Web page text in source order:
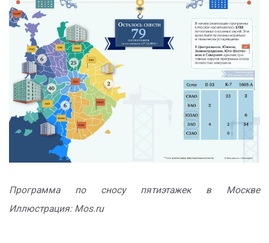
Программа по сносу пятиэтажек в Москве
Иллюстрация: Mos.ru